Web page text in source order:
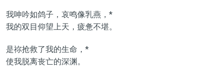
我呻吟如鸽子，哀鸣像乳燕，*
我的双目仰望上天，疲惫不堪。
是祢抢救了我的生命，*
使我脱离丧亡的深渊。